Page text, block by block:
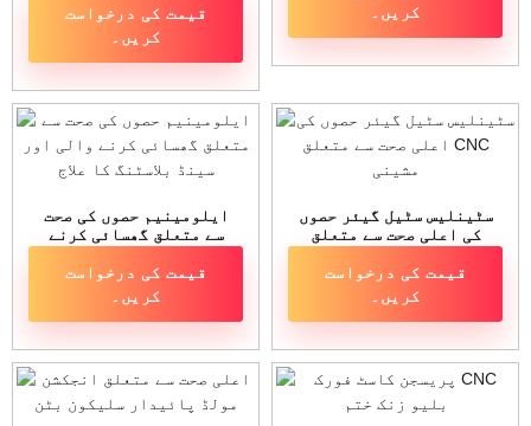
قیمت کی درخواست
کریں۔
کریں۔
ایلومینیم حصوں کی صحت
سے متعلق گھسائی کرنے
علاج
قیمت کی درخواست
کریں۔
سٹینلیس سٹیل گیئر حصوں
کی اعلی صحت سے متعلق
قیمت کی درخواست
کریں۔